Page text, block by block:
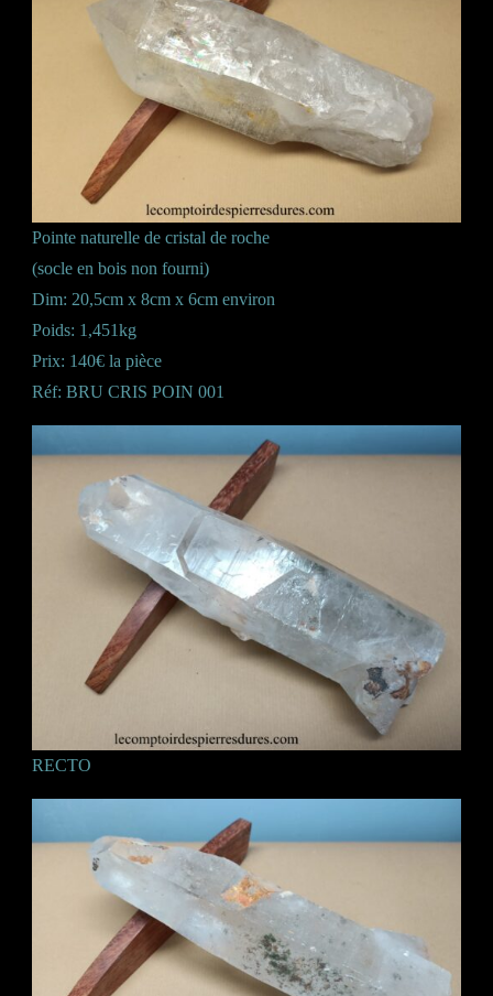
Pointe naturelle de cristal de roche
(socle en bois non fourni)
Dim: 20,5cm x 8cm x 6cm environ
Poids: 1,451kg
Prix: 140€ la pièce
Réf: BRU CRIS POIN 001
RECTO